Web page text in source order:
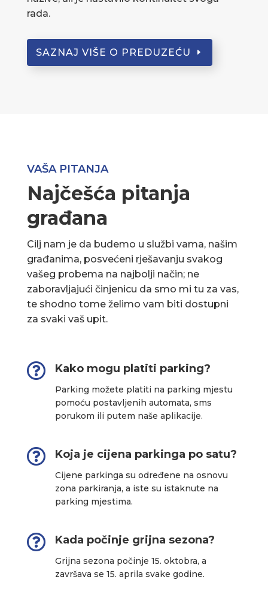
rada.
SAZNAJ VIŠE O PREDUZEĆU
VAŠA PITANJA
Najčešća pitanja
građana
Cilj nam je da budemo u službi vama, našim
građanima, posvećeni rješavanju svakog
vašeg probema na najbolji način; ne
zaboravljajući činjenicu da smo mi tu za vas,
te shodno tome želimo vam biti dostupni
za svaki vaš upit.
 Kako mogu platiti parking?
Parking možete platiti na parking mjestu
pomoću postavljenih automata, sms
porukom ili putem naše aplikacije.
 Koja je cijena parkinga po satu?
Cijene parkinga su određene na osnovu
zona parkiranja, a iste su istaknute na
parking mjestima.
 Kada počinje grijna sezona?
Grijna sezona počinje 15. oktobra, a
završava se 15. aprila svake godine.